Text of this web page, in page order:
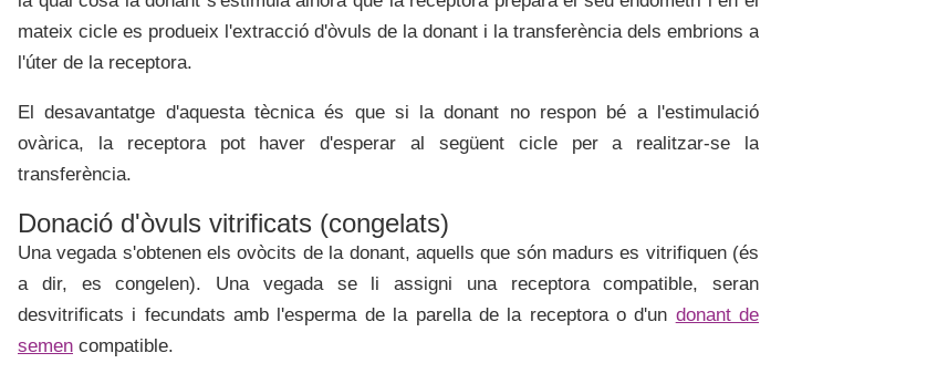
mateix cicle es produeix l'extracció d'òvuls de la donant i la transferència dels embrions a
l'úter de la receptora.
El desavantatge d'aquesta tècnica és que si la donant no respon bé a l'estimulació
ovàrica, la receptora pot haver d'esperar al següent cicle per a realitzar-se la
transferència.
Donació d'òvuls vitrificats (congelats)
Una vegada s'obtenen els ovòcits de la donant, aquells que són madurs es vitrifiquen (és
a dir, es congelen). Una vegada se li assigni una receptora compatible, seran
desvitrificats i fecundats amb l'esperma de la parella de la receptora o d'un donant de
semen compatible.